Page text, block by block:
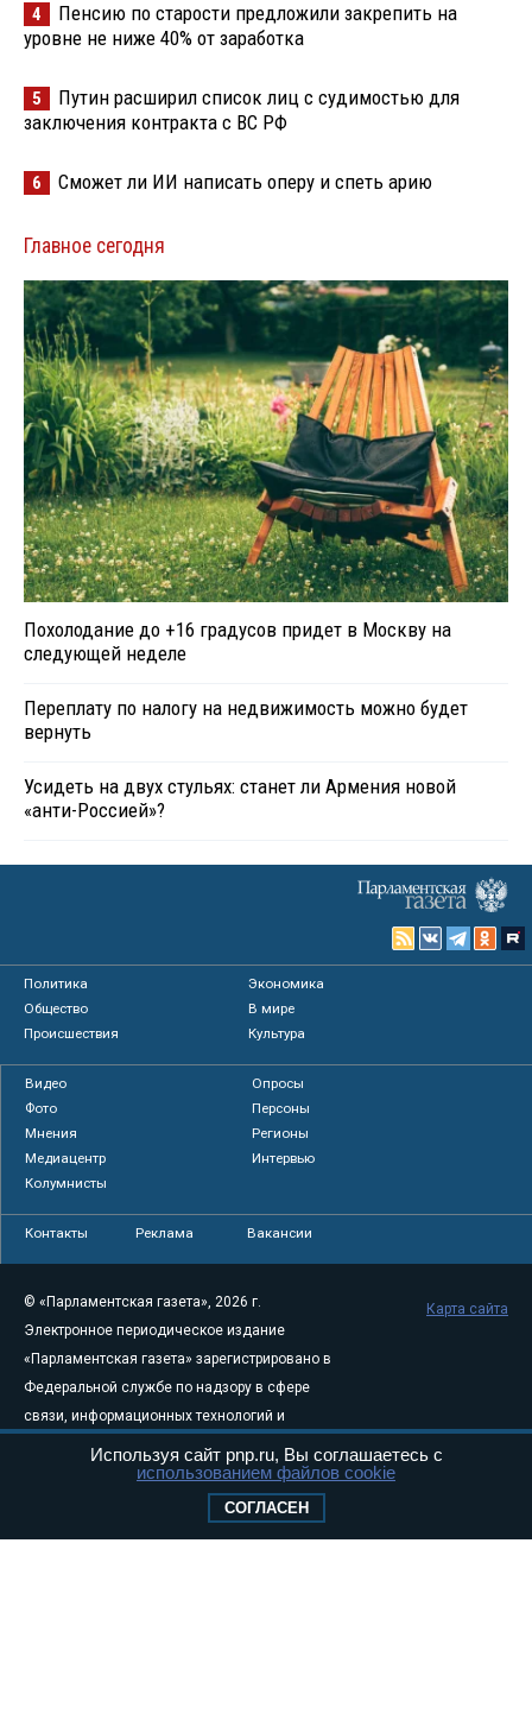
4
Пенсию по старости предложили закрепить на
уровне не ниже 40% от заработка
5
Путин расширил список лиц с судимостью для
заключения контракта с ВС РФ
6 Сможет ли ИИ написать оперу и спеть арию
Главное сегодня
Похолодание до +16 градусов придет в Москву на
следующей неделе
Переплату по налогу на недвижимость можно будет
вернуть
Усидеть на двух стульях: станет ли Армения новой
«анти-Россией»?
Политика
Экономика
Общество
В мире
Происшествия
Культура
Видео
Опросы
Фото
Персоны
Мнения
Регионы
Медиацентр
Интервью
Колумнисты
Контакты Реклама Вакансии
© «Парламентская газета», 2026 г.
Электронное периодическое издание
«Парламентская газета» зарегистрировано в
Федеральной службе по надзору в сфере
связи, информационных технологий и
массовых коммуникаций (Роскомнадзор) 05
августа 2011 года. 18+
Свидетельство о регистрации Эл № ФС77-
Карта сайта
Используя сайт pnp.ru, Вы соглашаетесь с
использованием файлов cookie
СОГЛАСЕН